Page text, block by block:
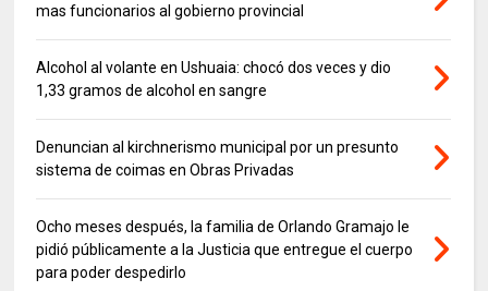
mas funcionarios al gobierno provincial
Alcohol al volante en Ushuaia: chocó dos veces y dio
1,33 gramos de alcohol en sangre
Denuncian al kirchnerismo municipal por un presunto
sistema de coimas en Obras Privadas
Ocho meses después, la familia de Orlando Gramajo le
pidió públicamente a la Justicia que entregue el cuerpo
para poder despedirlo